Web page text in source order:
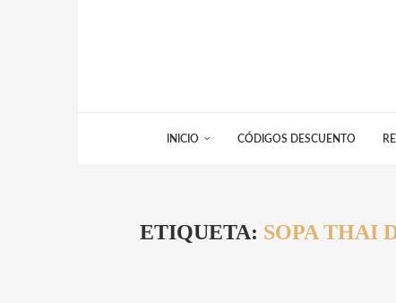
INICIO CÓDIGOS DESCUENTO
ETIQUETA: SOPA THAI